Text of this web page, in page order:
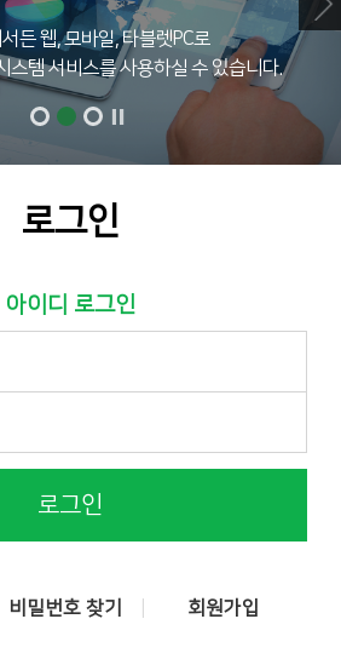
든 웹, 모바일, 타블렛PC로
스템 서비스를 사용하실 수 있습니다.
로그인
아이디 로그인
로그인
비밀번호 찾기 회원가입